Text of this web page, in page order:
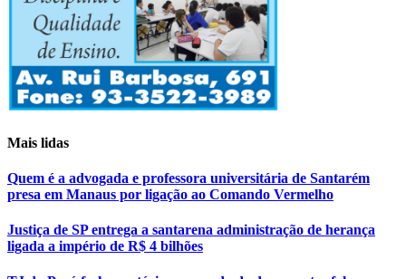
Mais lidas
Quem é a advogada e professora universitária de Santarém
presa em Manaus por ligação ao Comando Vermelho
Justiça de SP entrega a santarena administração de herança
ligada a império de R$ 4 bilhões